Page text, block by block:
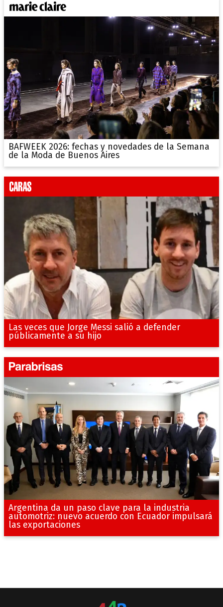
BAFWEEK 2026: fechas y novedades de la Semana
de la Moda de Buenos Aires
Las veces que Jorge Messi salió a defender
públicamente a su hijo
Argentina da un paso clave para la industria
automotriz: nuevo acuerdo con Ecuador impulsará
las exportaciones